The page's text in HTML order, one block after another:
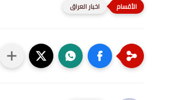
اخبار العراق